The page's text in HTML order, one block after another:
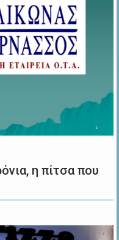
η πίτσα που